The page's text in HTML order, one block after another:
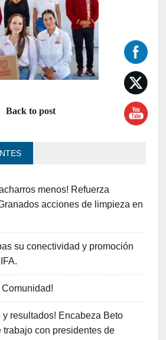
Back to post
menos! Refuerza
acciones de limpieza en
su conectividad y promoción
Comunidad!
y resultados! Encabeza Beto
trabajo con presidentes de